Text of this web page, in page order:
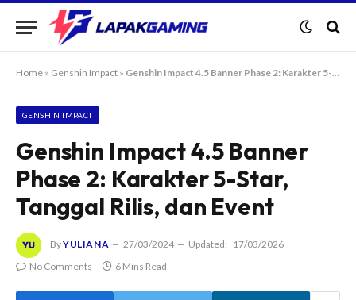
Home » Genshin Impact » Genshin Impact 4.5 Banner Phase 2: Karakter 5-Star, Tanggal Rilis, dan Event
GENSHIN IMPACT
Genshin Impact 4.5 Banner
Phase 2: Karakter 5-Star,
Tanggal Rilis, dan Event
ByYULIANA 27/03/2024 Updated:
17/03/2026
No Comments
6 Mins Read